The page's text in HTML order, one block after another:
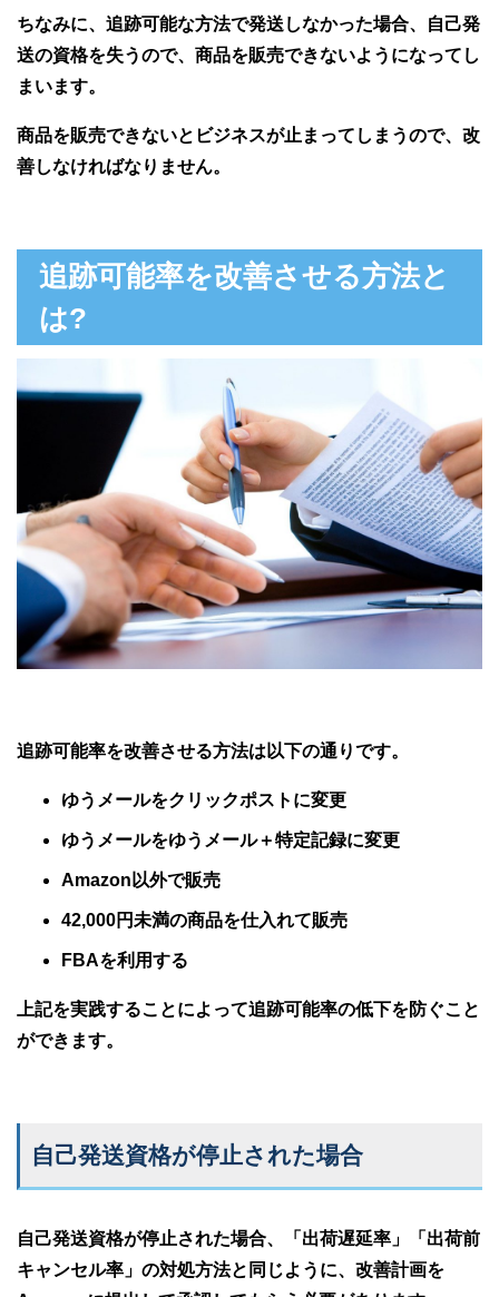
ちなみに、追跡可能な方法で発送しなかった場合、自己発
送の資格を失うので、商品を販売できないようになってし
まいます。
商品を販売できないとビジネスが止まってしまうので、改
善しなければなりません。
追跡可能率を改善させる方法と
は?
追跡可能率を改善させる方法は以下の通りです。
ゆうメールをクリックポストに変更
ゆうメールをゆうメール＋特定記録に変更
Amazon以外で販売
42,000円未満の商品を仕入れて販売
FBAを利用する
上記を実践することによって追跡可能率の低下を防ぐこと
ができます。
自己発送資格が停止された場合
自己発送資格が停止された場合、「出荷遅延率」「出荷前
キャンセル率」の対処方法と同じように、改善計画を